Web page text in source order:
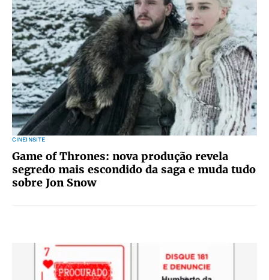
CINEINSITE
Game of Thrones: nova produção revela
segredo mais escondido da saga e muda tudo
sobre Jon Snow